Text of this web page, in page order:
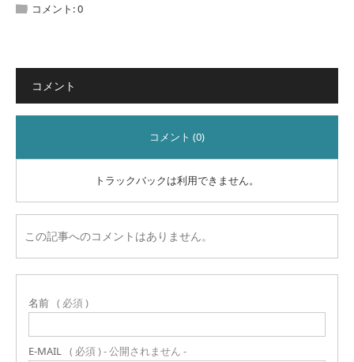
コメント:0
コメント
コメント (0)
トラックバックは利用できません。
この記事へのコメントはありません。
名前 ( 必須 )
E-MAIL ( 必須 ) - 公開されません -